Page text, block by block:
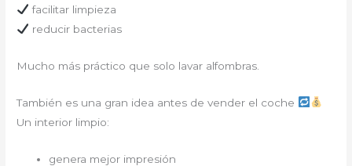
facilitar limpieza
reducir bacterias
Mucho más práctico que solo lavar alfombras.
También es una gran idea antes de vender el coche
Un interior limpio:
genera mejor impresión